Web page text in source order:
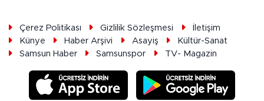
Çerez Politikası Gizlilik Sözleşmesi
İletişim
Künye
Haber Arşivi Asayiş
Kültür-Sanat
Samsun Haber
Samsunspor TV- Magazin